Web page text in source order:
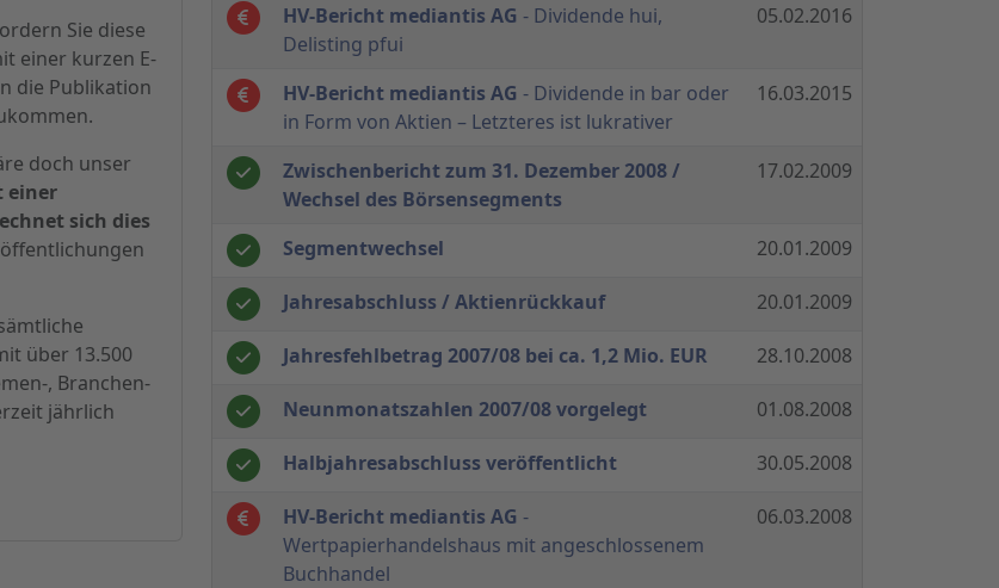
Sie diese
einer kurzen E-
die Publikation
doch unser
einer
sich dies
über 13.500
, Branchen-
jährlich
HV-Bericht mediantis AG - Dividende hui,
Delisting pfui
05.02.2016
HV-Bericht mediantis AG - Dividende in bar oder
in Form von Aktien – Letzteres ist lukrativer
16.03.2015
Zwischenbericht zum 31. Dezember 2008 /
Wechsel des Börsensegments
17.02.2009
Segmentwechsel 20.01.2009
Jahresabschluss / Aktienrückkauf 20.01.2009
Jahresfehlbetrag 2007/08 bei ca. 1,2 Mio. EUR 28.10.2008
Neunmonatszahlen 2007/08 vorgelegt 01.08.2008
Halbjahresabschluss veröffentlicht 30.05.2008
HV-Bericht mediantis AG -
Wertpapierhandelshaus mit angeschlossenem
Buchhandel
06.03.2008